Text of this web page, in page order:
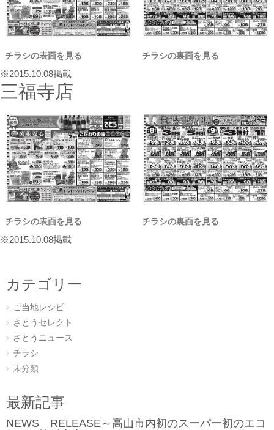
チラシの表面を見る チラシの裏面を見る
※2015.10.08掲載
三福寺店
チラシの表面を見る チラシの裏面を見る
※2015.10.08掲載
カテゴリー
ご当地レシピ
さとうセレクト
さとうニュース
チラシ
未分類
最新記事
NEWS RELEASE～高山市内初のスーパー初のエコ